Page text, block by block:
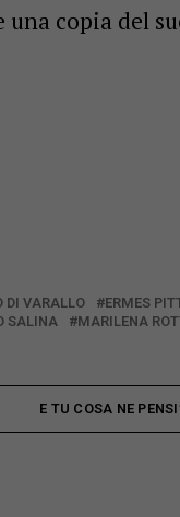
copia del
DI VARALLO ERMES
SALINA MARILENA
E TU COSA NE